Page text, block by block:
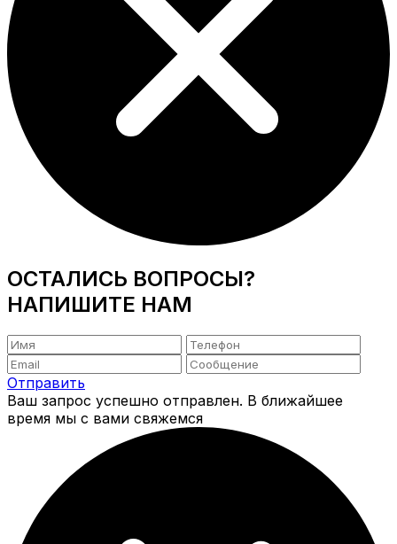
ОСТАЛИСЬ ВОПРОСЫ?
НАПИШИТЕ НАМ
Отправить
Ваш запрос успешно отправлен. В ближайшее
время мы с вами свяжемся